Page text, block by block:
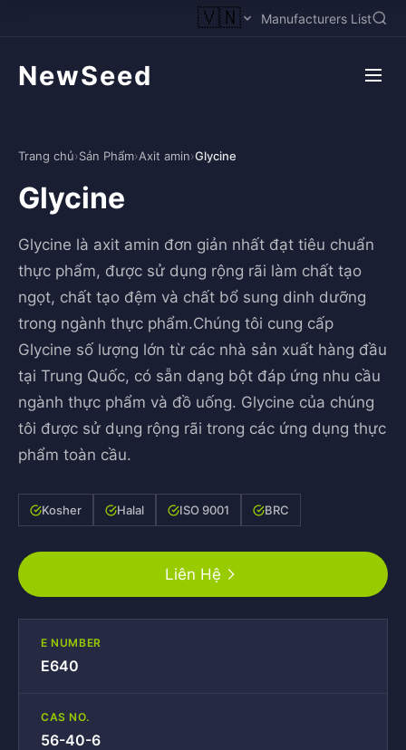
🇻🇳 Manufacturers List
NewSeed
Trang chủ›Sản Phẩm›Axit amin›Glycine
Glycine
Glycine là axit amin đơn giản nhất đạt tiêu chuẩn
thực phẩm, được sử dụng rộng rãi làm chất tạo
ngọt, chất tạo đệm và chất bổ sung dinh dưỡng
trong ngành thực phẩm.Chúng tôi cung cấp
Glycine số lượng lớn từ các nhà sản xuất hàng đầu
tại Trung Quốc, có sẵn dạng bột đáp ứng nhu cầu
ngành thực phẩm và đồ uống. Glycine của chúng
tôi được sử dụng rộng rãi trong các ứng dụng thực
phẩm toàn cầu.
Kosher Halal ISO 9001 BRC
Liên Hệ
E NUMBER
E640
CAS NO.
56-40-6